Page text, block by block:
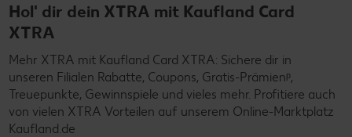
Hol' dir dein XTRA mit Kaufland Card
XTRA
Mehr XTRA mit Kaufland Card XTRA: Sichere dir in
unseren Filialen Rabatte, Coupons, Gratis-Prämienᵖ,
Treuepunkte, Gewinnspiele und vieles mehr. Profitiere auch
von vielen XTRA Vorteilen auf unserem Online-Marktplatz
Kaufland.de